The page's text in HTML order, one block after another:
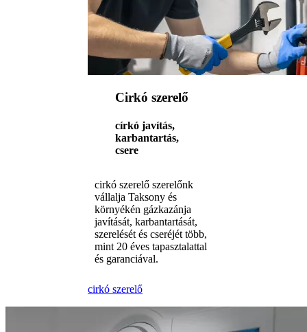
Cirkó szerelő
církó javítás,
karbantartás,
csere
cirkó szerelő szerelőnk
vállalja Taksony és
környékén gázkazánja
javítását, karbantartását,
szerelését és cseréjét több,
mint 20 éves tapasztalattal
és garanciával.
cirkó szerelő